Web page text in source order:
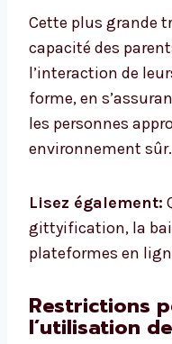
Cette plus grande
capacité des
l’interaction de
forme, en
les personnes
environnement sûr.
Lisez également:
gittyification, la
plateformes en
Restrictions
l’utilisation